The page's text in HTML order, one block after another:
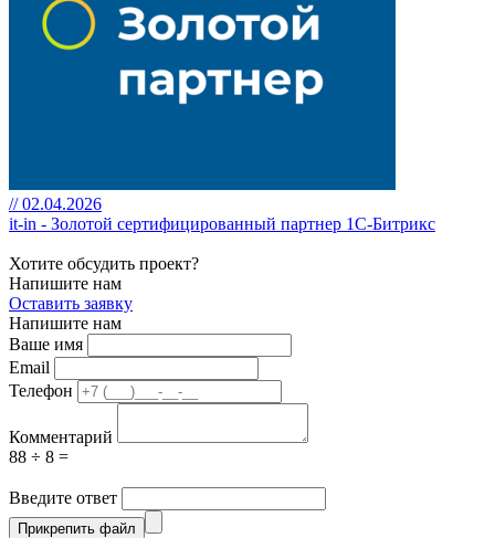
// 02.04.2026
it-in - Золотой сертифицированный партнер 1С-Битрикс
Хотите обсудить проект?
Напишите нам
Оставить заявку
Напишите нам
Ваше имя
Email
Телефон
Комментарий
88 ÷ 8 =
Введите ответ
Прикрепить файл